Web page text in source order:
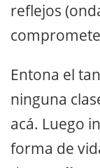
reflejos
Entona el
ninguna
acá. Luego
forma de